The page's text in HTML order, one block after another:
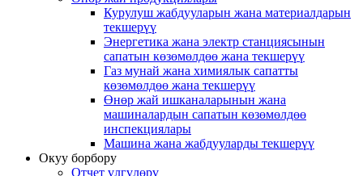
Курулуш жабдууларын жана материалдарын
текшерүү
Энергетика жана электр станциясынын
сапатын көзөмөлдөө жана текшерүү
Газ мунай жана химиялык сапатты
көзөмөлдөө жана текшерүү
Өнөр жай ишканаларынын жана
машиналардын сапатын көзөмөлдөө
инспекциялары
Машина жана жабдууларды текшерүү
Окуу борбору
Отчет үлгүлөрү